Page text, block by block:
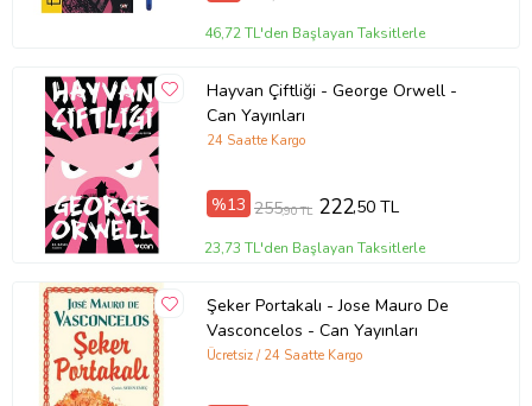
46,72 TL'den Başlayan Taksitlerle
Hayvan Çiftliği - George Orwell -
Can Yayınları
24 Saatte Kargo
%13 255,90 TL 222,50 TL
23,73 TL'den Başlayan Taksitlerle
Şeker Portakalı - Jose Mauro De
Vasconcelos - Can Yayınları
Ücretsiz / 24 Saatte Kargo